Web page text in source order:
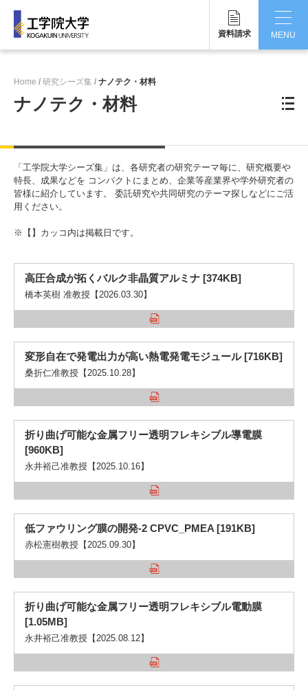
資料請求
MENU
国際交流・留学
キャンパス
入試情報
受験生の方 在学生・保証人の方 卒業生の方
寄付・ご支援
Pick Up
2. 工学院大学ヒストリー
3. #KUTE VOICE エンジニアリーダーたちの声
Home 研究シーズ集 ナノテク・材料
ナノテク・材料
「工学院大学シーズ集」は、各研究者の研究テーマ毎に、研究概要や
特長、成果などを コンパクトにまとめ、企業等産業界や学外研究者の
皆様に紹介しています。 委託研究や共同研究のテーマ探しなどにご活
用ください。
※【】カッコ内は掲載日です。
高圧合成が拓くバルク非晶質アルミナ [374KB]
橋本英樹 准教授【2026.03.30】
変形自在で発電出力が高い熱電発電モジュール [716KB]
桑折仁准教授【2025.10.28】
折り曲げ可能な金属フリー透明フレキシブル導電膜
[960KB]
永井裕己准教授【2025.10.16】
低ファウリング膜の開発-2 CPVC_PMEA [191KB]
赤松憲樹教授【2025.09.30】
折り曲げ可能な金属フリー透明フレキシブル電動膜
[1.05MB]
永井裕己准教授【2025.08.12】